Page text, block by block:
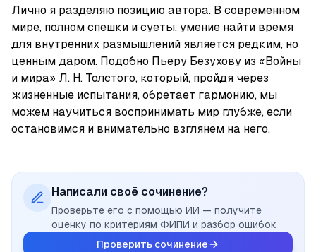
Лично я разделяю позицию автора. В современном
мире, полном спешки и суеты, умение найти время
для внутренних размышлений является редким, но
ценным даром. Подобно Пьеру Безухову из «Войны
и мира» Л. Н. Толстого, который, пройдя через
жизненные испытания, обретает гармонию, мы
можем научиться воспринимать мир глубже, если
остановимся и внимательно взглянем на него.
Написали своё сочинение?
Проверьте его с помощью ИИ — получите
оценку по критериям ФИПИ и разбор ошибок
Проверить сочинение